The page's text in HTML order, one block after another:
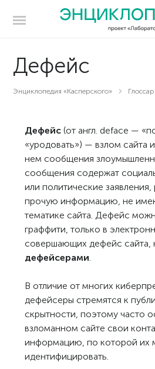
Дефейс
Энциклопедия «Касперского»
Дефейс(от англ. deface —
«уродовать») — взлом сайта
нем сообщения
сообщения содержат
или политические заявления,
прочую информацию, не
тематике сайта. Дефейс
граффити, только в
совершающих дефейс сайта,
дефейсерами.
В отличие от многих
дефейсеры стремятся к
скрытности, поэтому часто
взломанном сайте свои
информацию, по которой их
идентифицировать.